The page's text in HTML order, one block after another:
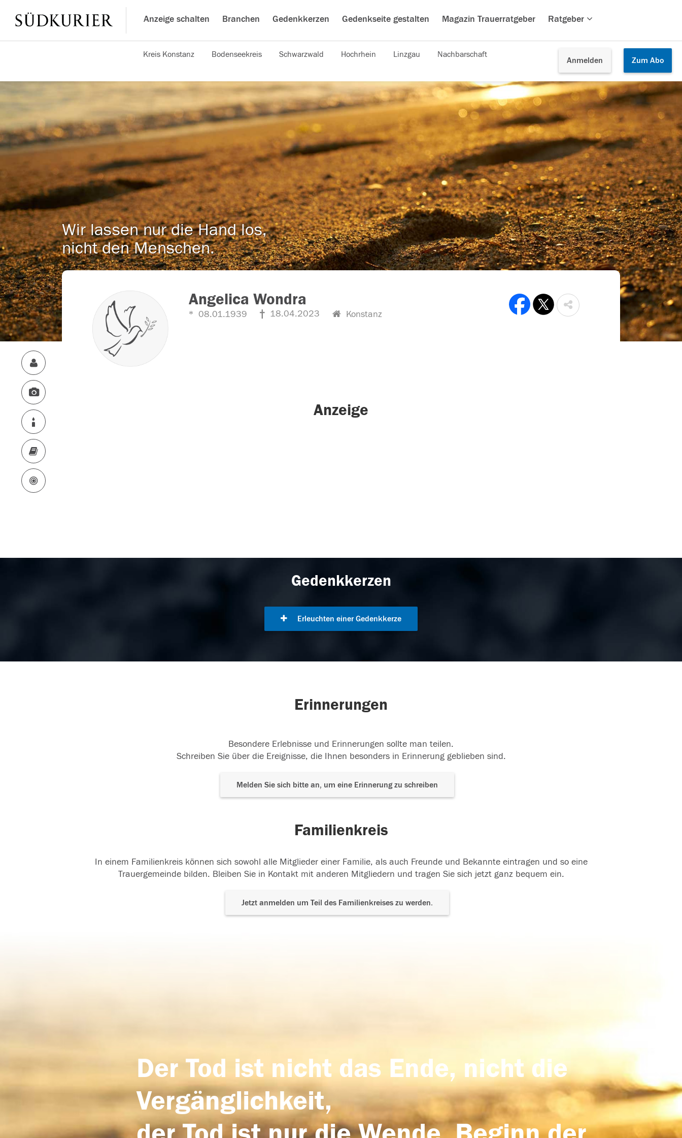
Anzeige schalten Branchen Gedenkkerzen Gedenkseite gestalten Magazin Trauerratgeber Ratgeber
Anmelden Zum Abo
Kreis Konstanz Bodenseekreis Schwarzwald Hochrhein Linzgau Nachbarschaft
Wir lassen nur die Hand los,
nicht den Menschen.
Angelica Wondra
08.01.1939 18.04.2023 Konstanz
Anzeige
Gedenkkerzen
Erleuchten einer Gedenkkerze
Erinnerungen
Besondere Erlebnisse und Erinnerungen sollte man teilen.
Schreiben Sie über die Ereignisse, die Ihnen besonders in Erinnerung geblieben sind.
Melden Sie sich bitte an, um eine Erinnerung zu schreiben
Familienkreis
In einem Familienkreis können sich sowohl alle Mitglieder einer Familie, als auch Freunde und Bekannte eintragen und so eine
Trauergemeinde bilden. Bleiben Sie in Kontakt mit anderen Mitgliedern und tragen Sie sich jetzt ganz bequem ein.
Jetzt anmelden um Teil des Familienkreises zu werden.
Der Tod ist nicht das Ende, nicht die
Vergänglichkeit,